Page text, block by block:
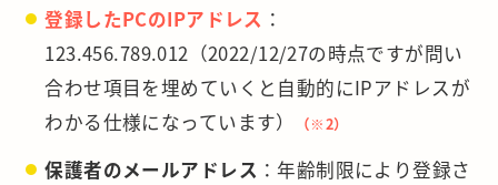
登録したPCのIPアドレス ：
123.456.789.012（2022/12/27の時点ですが問い
合わせ項目を埋めていくと自動的にIPアドレスが
わかる仕様になっています）
（※2）
保護者のメールアドレス ：年齢制限により登録さ